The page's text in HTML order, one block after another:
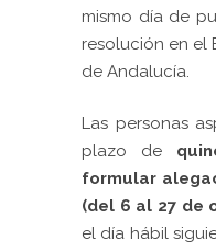
mismo día de
resolución en el
de Andalucía.
Las personas
plazo de
formular
(del 6 al 27 de
el día hábil